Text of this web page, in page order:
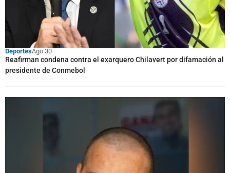
DeportesAgo 30
Reafirman condena contra el exarquero Chilavert por difamación al
presidente de Conmebol